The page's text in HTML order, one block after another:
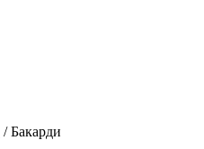
/ Бакарди